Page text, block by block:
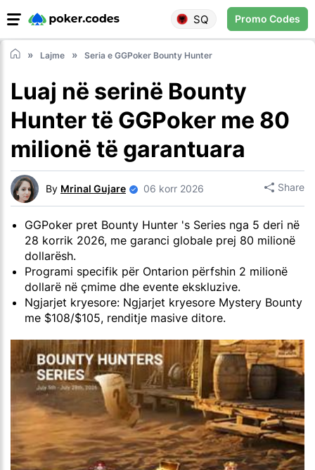
SQ Promo Codes
Lajme Seria e GGPoker Bounty Hunter
Luaj në serinë Bounty
Hunter të GGPoker me 80
milionë të garantuara
By Mrinal Gujare 06 korr 2026 Share
GGPoker pret Bounty Hunter 's Series nga 5 deri në
28 korrik 2026, me garanci globale prej 80 milionë
dollarësh.
Programi specifik për Ontarion përfshin 2 milionë
dollarë në çmime dhe evente ekskluzive.
Ngjarjet kryesore: Ngjarjet kryesore Mystery Bounty
me $108/$105, renditje masive ditore.